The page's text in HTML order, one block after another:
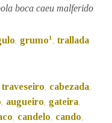
boca caeu malferido
, grumo1, trallada
traveseiro, cabezada,
, augueiro, gateira,
, candelo, cando,